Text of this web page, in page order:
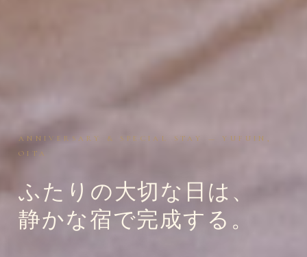
ANNIVERSARY & SPECIAL STAY — YUFUIN,
OITA
ふたりの大切な日は、
静かな宿で完成する。